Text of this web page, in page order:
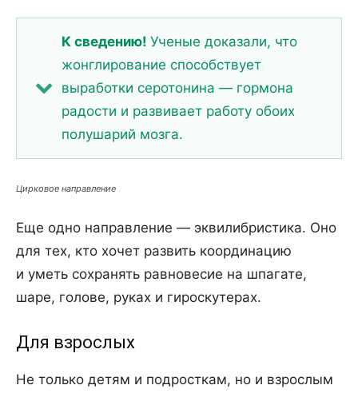
К сведению!Ученые доказали, что
жонглирование способствует
выработки серотонина — гормона
радости и развивает работу обоих
полушарий мозга.
Цирковое направление
Еще одно направление — эквилибристика. Оно
для тех, кто хочет развить координацию
и уметь сохранять равновесие на шпагате,
шаре, голове, руках и гироскутерах.
Для взрослых
Не только детям и подросткам, но и взрослым